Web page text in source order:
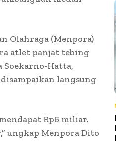
Olahraga (Menpora)
atlet panjat tebing
Soekarno-Hatta,
disampaikan langsung
Rp6 miliar.
ungkap Menpora Dito